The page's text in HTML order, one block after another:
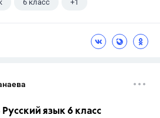
6 класс +1
язык 6 класс